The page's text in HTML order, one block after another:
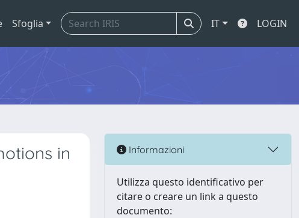
Sfoglia IT LOGIN
in
Informazioni
Utilizza questo identificativo per
citare o creare un link a questo
documento: